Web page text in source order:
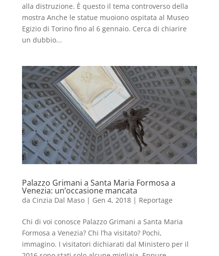
alla distruzione. È questo il tema controverso della
mostra Anche le statue muoiono ospitata al Museo
Egizio di Torino fino al 6 gennaio. Cerca di chiarire
un dubbio...
Palazzo Grimani a Santa Maria Formosa a
Venezia: un’occasione mancata
da Cinzia Dal Maso| Gen 4, 2018| Reportage
Chi di voi conosce Palazzo Grimani a Santa Maria
Formosa a Venezia? Chi l’ha visitato? Pochi,
immagino. I visitatori dichiarati dal Ministero per il